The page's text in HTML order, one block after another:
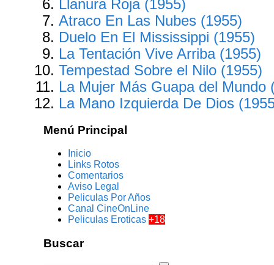
Llanura Roja (1955)
Atraco En Las Nubes (1955)
Duelo En El Mississippi (1955)
La Tentación Vive Arriba (1955)
Tempestad Sobre el Nilo (1955)
La Mujer Más Guapa del Mundo
La Mano Izquierda De Dios
Menú Principal
Inicio
Links Rotos
Comentarios
Aviso Legal
Peliculas Por Años
Canal CineOnLine
Peliculas Eroticas+18
Buscar